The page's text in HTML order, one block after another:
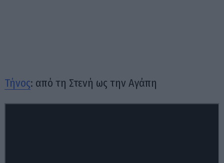
Τήνος: από τη Στενή ως την Αγάπη